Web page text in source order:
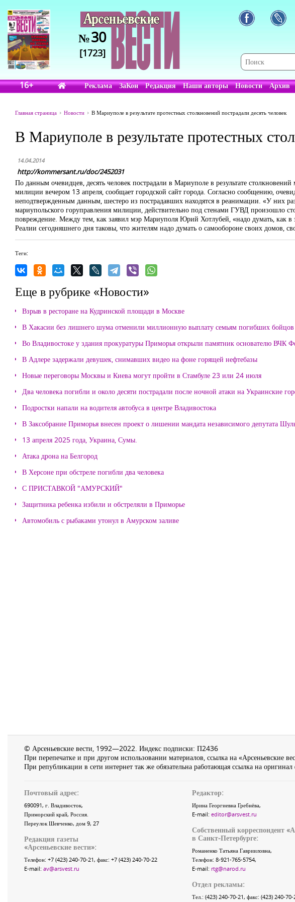
№30
[1723]
16+ Реклама ЗаКон Редакция Наши авторы Новости Архив
Главная страница Новости В Мариуполе в результате протестных столкновений пострадали десять человек
В Мариуполе в результате протестных
14.04.2014
http://kommersant.ru/doc/2452031
По данным очевидцев, десять человек пострадали в Мариуполе в результате
милиции вечером 13 апреля, сообщает городской сайт города. Согласно сообщению,
неподтвержденным данным, шестеро из пострадавших находятся в реанимации. «У них
мариупольского горуправления милиции, действительно под стенами ГУВД произошло
повреждение. Между тем, как заявил мэр Мариуполя Юрий Хотлубей, «надо думать, как
Реалии сегодняшнего дня таковы, что жителям надо думать о самообороне своих домов,
Теги:
Еще в рубрике «Новости»
Взрыв в ресторане на Кудринской площади в Москве
В Хакасии без лишнего шума отменили миллионную выплату семьям погибших
Во Владивостоке у здания прокуратуры Приморья открыли памятник основателю ВЧК
В Адлере задержали девушек, снимавших видео на фоне горящей нефтебазы
Новые переговоры Москвы и Киева могут пройти в Стамбуле 23 или 24 июля
Два человека погибли и около десяти пострадали после ночной атаки на Украинские
Подростки напали на водителя автобуса в центре Владивостока
В Заксобрание Приморья внесен проект о лишении мандата независимого депутата
13 апреля 2025 года, Украина, Сумы.
Атака дрона на Белгород
В Херсоне при обстреле погибли два человека
С ПРИСТАВКОЙ "АМУРСКИЙ"
Защитника ребенка избили и обстреляли в Приморье
Автомобиль с рыбаками утонул в Амурском заливе
© Арсеньевские вести, 1992—2022. Индекс подписки: П2436
При перепечатке и при другом использовании материалов, ссылка на «Арсеньевские
При републикации в сети интернет так же обязательна работающая ссылка на
Почтовый адрес:
690091, г. Владивосток,
Приморский край, Россия.
Переулок Шевченко, дом 9, 27
Редакция газеты
«Арсеньевские вести»:
Телефон: +7 (423) 240-70-21, факс: +7 (423) 240-70-22
E-mail: av@arsvest.ru
Редактор:
Ирина Георгиевна Гребнёва,
E-mail: editor@arsvest.ru
Собственный корреспондент
в Санкт-Петербурге:
Романенко Татьяна Гаврииловна,
Телефон: 8-921-765-5754,
E-mail: rtg@narod.ru
Отдел рекламы:
Тел.: (423) 240-70-21, факс: (423) 240-70-